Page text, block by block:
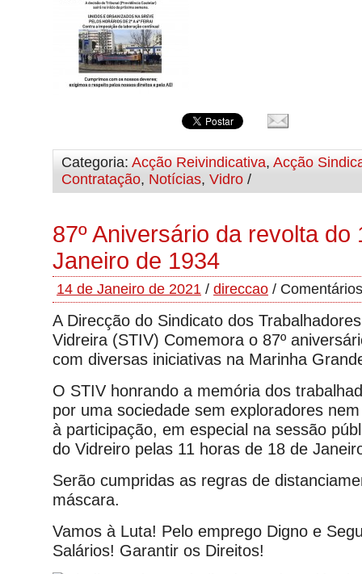
Categoria: Acção Reivindicativa, Acção
Contratação, Notícias, Vidro /
87º Aniversário da revolta do
Janeiro de 1934
14 de Janeiro de 2021 / direccao /
A Direcção do Sindicato dos
Vidreira (STIV) Comemora o 87º
com diversas iniciativas na Marinha
O STIV honrando a memória dos
por uma sociedade sem exploradores
à participação, em especial na sessão
do Vidreiro pelas 11 horas de 18 de
Serão cumpridas as regras de
máscara.
Vamos à Luta! Pelo emprego Digno e
Salários! Garantir os Direitos!